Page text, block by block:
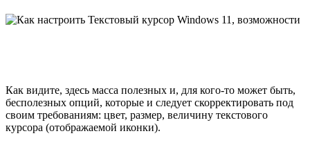
Как видите, здесь масса полезных и, для кого-то может быть,
бесполезных опций, которые и следует скорректировать под
своим требованиям: цвет, размер, величину текстового
курсора (отображаемой иконки).